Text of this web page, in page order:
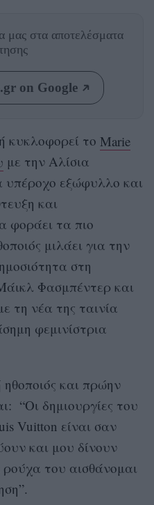
μας στα αποτελέσματα
on Google
κυκλοφορεί το Marie
με την Αλίσια
υπέροχο εξώφυλλο και
και
φοράει τα πιο
μιλάει για την
στη
Φασμπέντερ και
τη νέα της ταινία
φεμινίστρια
και πρώην
“Οι δημιουργίες του
Vuitton είναι σαν
και μου δίνουν
του αισθάνομαι